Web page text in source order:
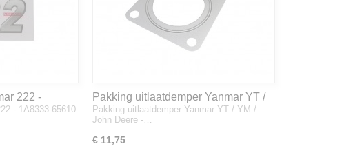
222 -
- 1A8333-65610
Pakking uitlaatdemper Yanmar YT /
YM / John Deere - 128300-13230
Pakking uitlaatdemper Yanmar YT / YM /
John Deere -…
€ 11,75